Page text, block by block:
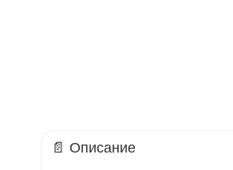
📄 Описание